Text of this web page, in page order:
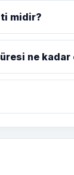
midir?
ne kadar